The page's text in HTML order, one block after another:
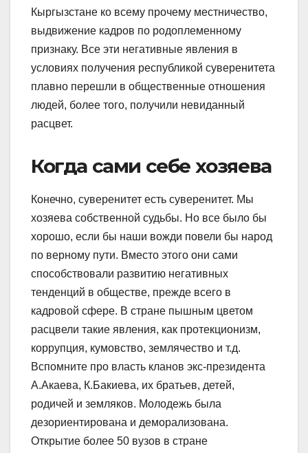
Кыргызстане ко всему прочему местничество,
выдвижение кадров по родоплеменному
признаку. Все эти негативные явления в
условиях получения республикой суверенитета
плавно перешли в общественные отношения
людей, более того, получили невиданный
расцвет.
Когда сами себе хозяева
Конечно, суверенитет есть суверенитет. Мы
хозяева собственной судьбы. Но все было бы
хорошо, если бы наши вожди повели бы народ
по верному пути. Вместо этого они сами
способствовали развитию негативных
тенденций в обществе, прежде всего в
кадровой сфере. В стране пышным цветом
расцвели такие явления, как протекционизм,
коррупция, кумовство, землячество и т.д.
Вспомните про власть кланов экс-президента
А.Акаева, К.Бакиева, их братьев, детей,
родичей и земляков. Молодежь была
дезориентирована и деморализована.
Открытие более 50 вузов в стране